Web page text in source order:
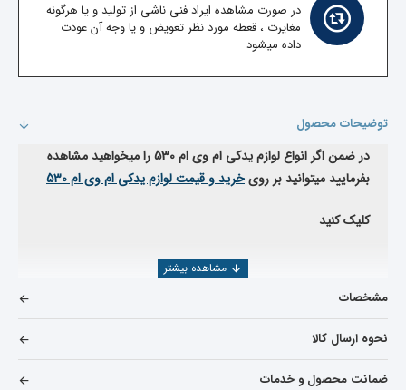
در صورت مشاهده ایراد فنی ناشی از تولید و یا هرگونه
مغایرت ، قعطه مورد نظر تعویض و یا وجه آن عودت
داده میشود
توضیحات محصول
در ضمن اگر انواع لوازم یدکی ام وی ام 530 را میخواهید مشاهده
بفرمایید میتوانید بر رویخرید و قیمت لوازم یدکی ام وی ام 530
کلیک کنید
مشخصات
نحوه ارسال کالا
ضمانت محصول و خدمات